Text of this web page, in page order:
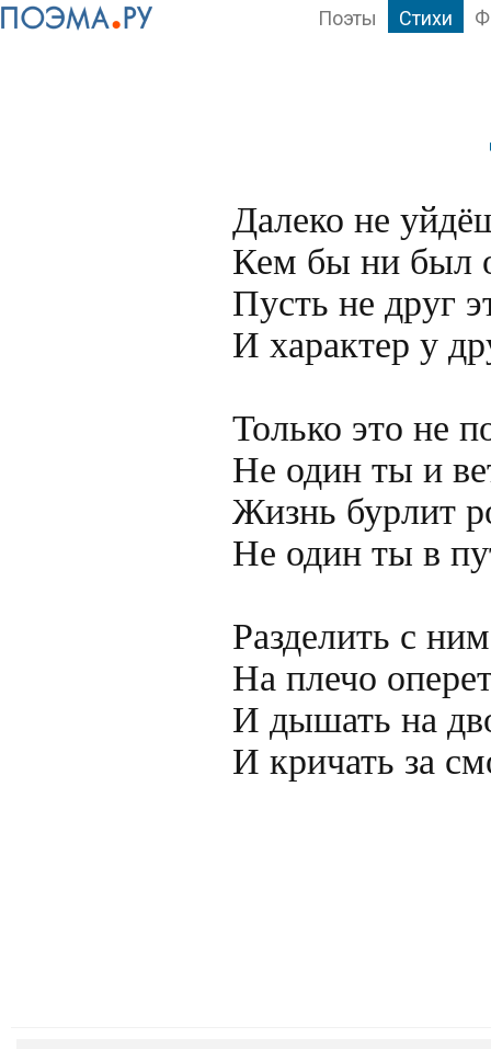
Поэты Стихи
Далеко не
Кем бы ни был
Пусть не друг
И характер у
Только это не
Не один ты и
Жизнь бурлит
Не один ты в
Разделить с
На плечо
И дышать на
И кричать за